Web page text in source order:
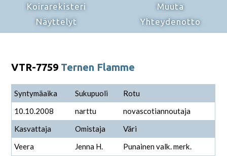
Koirarekisteri
Näyttelyt
Muuta
Yhteydenotto
VTR-7759 Ternen Flamme
Syntymäaika Sukupuoli
Rotu
10.10.2008
narttu
novascotiannoutaja
Kasvattaja
Omistaja
Väri
Veera
Jenna H. Punainen valk. merk.